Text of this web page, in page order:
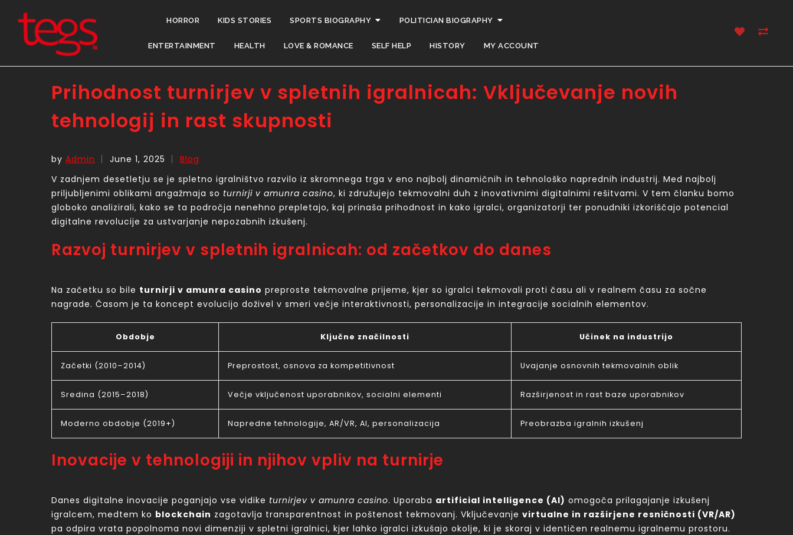
HORROR KIDS STORIES SPORTS BIOGRAPHY POLITICIAN BIOGRAPHY
ENTERTAINMENT HEALTH LOVE & ROMANCE SELF HELP HISTORY MY ACCOUNT
Prihodnost turnirjev v spletnih igralnicah: Vključevanje novih
tehnologij in rast skupnosti
by Admin June 1, 2025
Blog
V zadnjem desetletju se je spletno igralništvo razvilo iz skromnega trga v eno najbolj dinamičnih in tehnološko naprednih industrij. Med najbolj
priljubljenimi oblikami angažmaja so turnirji v amunra casino, ki združujejo tekmovalni duh z inovativnimi digitalnimi rešitvami. V tem članku bomo
globoko analizirali, kako se ta področja nenehno prepletajo, kaj prinaša prihodnost in kako igralci, organizatorji ter ponudniki izkoriščajo potencial
digitalne revolucije za ustvarjanje nepozabnih izkušenj.
Razvoj turnirjev v spletnih igralnicah: od začetkov do danes
Na začetku so bile turnirji v amunra casino preproste tekmovalne prijeme, kjer so igralci tekmovali proti času ali v realnem času za sočne
nagrade. Časom je ta koncept evolucijo doživel v smeri večje interaktivnosti, personalizacije in integracije socialnih elementov.
Obdobje Ključne značilnosti Učinek na industrijo
Začetki (2010–2014) Preprostost, osnova za kompetitivnost Uvajanje osnovnih tekmovalnih oblik
Sredina (2015–2018) Večje vključenost uporabnikov, socialni elementi Razširjenost in rast baze uporabnikov
Moderno obdobje (2019+) Napredne tehnologije, AR/VR, AI, personalizacija Preobrazba igralnih izkušenj
Inovacije v tehnologiji in njihov vpliv na turnirje
Danes digitalne inovacije poganjajo vse vidike turnirjev v amunra casino. Uporaba artificial intelligence (AI) omogoča prilagajanje izkušenj
igralcem, medtem ko blockchain zagotavlja transparentnost in poštenost tekmovanj. Vključevanje virtualne in razširjene resničnosti (VR/AR)
pa odpira vrata popolnoma novi dimenziji v spletni igralnici, kjer lahko igralci izkušajo okolje, ki je skoraj v identičen realnemu igralnemu prostoru.